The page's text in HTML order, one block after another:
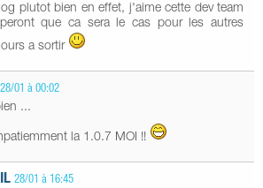
plutot bien en effet, j'aime cette dev team
que ca sera le cas pour les autres
a sortir
28/01 à 00:02
...
la 1.0.7 MOI !!
28/01 à 16:45